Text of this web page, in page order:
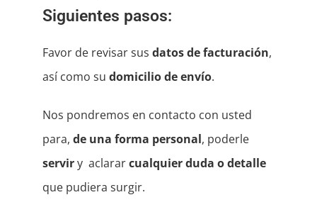
Carrito
Products
Siguientes pasos:
Favor de revisar sus datos de facturación,
así como su domicilio de envío.
Nos pondremos en contacto con usted
para, de una forma personal, poderle
serviry aclararcualquier duda o detalle
que pudiera surgir.